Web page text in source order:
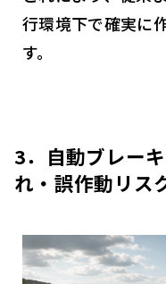
行環境下で確実に
す。
3．自動ブレー
れ・誤作動リス